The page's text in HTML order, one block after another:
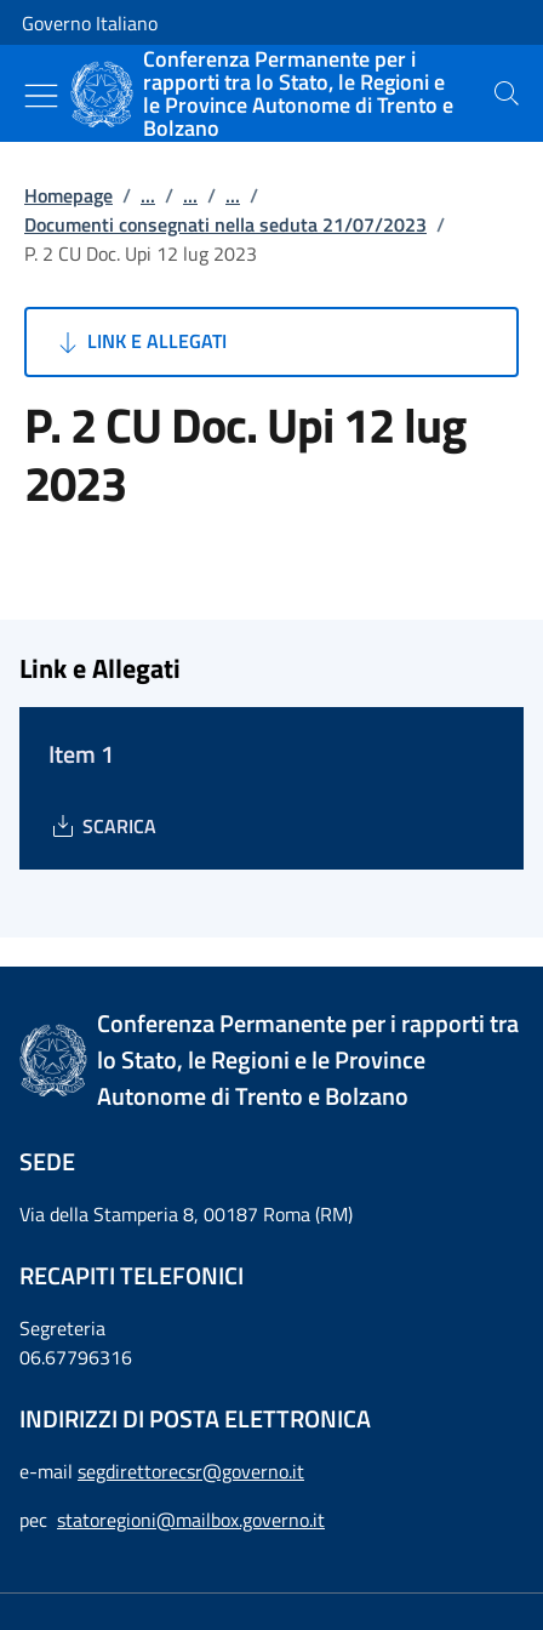
Vai al contenuto
Vai alla navigazione del sito
Governo Italiano
Conferenza Permanente per i
rapporti tra lo Stato, le Regioni e
le Province Autonome di Trento e
Bolzano
Cerca
Homepage / ... / ... / ... /
Documenti consegnati nella seduta 21/07/2023 /
P. 2 CU Doc. Upi 12 lug 2023
LINK E ALLEGATI
P. 2 CU Doc. Upi 12 lug
2023
Link e Allegati
Item 1
SCARICA
Conferenza Permanente per i rapporti tra
lo Stato, le Regioni e le Province
Autonome di Trento e Bolzano
SEDE
Via della Stamperia 8, 00187 Roma (RM)
RECAPITI TELEFONICI
Segreteria
06.67796316
INDIRIZZI DI POSTA ELETTRONICA
e-mail segdirettorecsr@governo.it
pec statoregioni@mailbox.governo.it